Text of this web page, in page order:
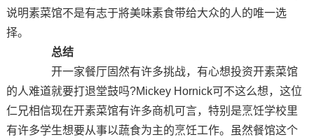
说明素菜馆不是有志于將美味素食带给大众的人的唯一选
择。
总结
开一家餐厅固然有许多挑战，有心想投资开素菜馆
的人难道就要打退堂鼓吗?Mickey Hornick可不这么想，这位
仁兄相信现在开素菜馆有许多商机可言，特别是烹饪学校里
有许多学生想要从事以蔬食为主的烹饪工作。虽然餐馆这个